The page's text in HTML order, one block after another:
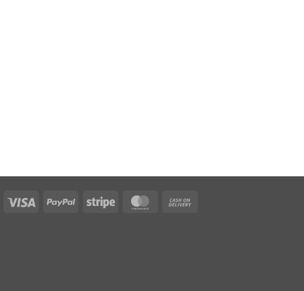
Visa PayPal Stripe MasterCard